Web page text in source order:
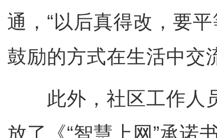
通，“以后真得改，要
鼓励的方式在生活中交
此外，社区工作人
放了《“智慧上网”承诺